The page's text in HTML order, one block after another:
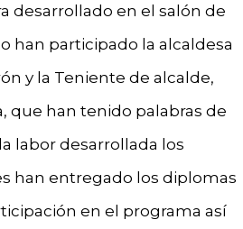
desarrollado en el salón de
han participado la alcaldesa
y la Teniente de alcalde,
que han tenido palabras de
labor desarrollada los
han entregado los diplomas
en el programa así